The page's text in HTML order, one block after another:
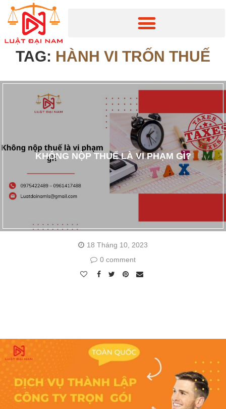
TAG: HÀNH VI TRỐN THUẾ
KHÔNG NỘP THUẾ LÀ VI PHẠM GÌ?
18 Tháng 10, 2023
0 comment